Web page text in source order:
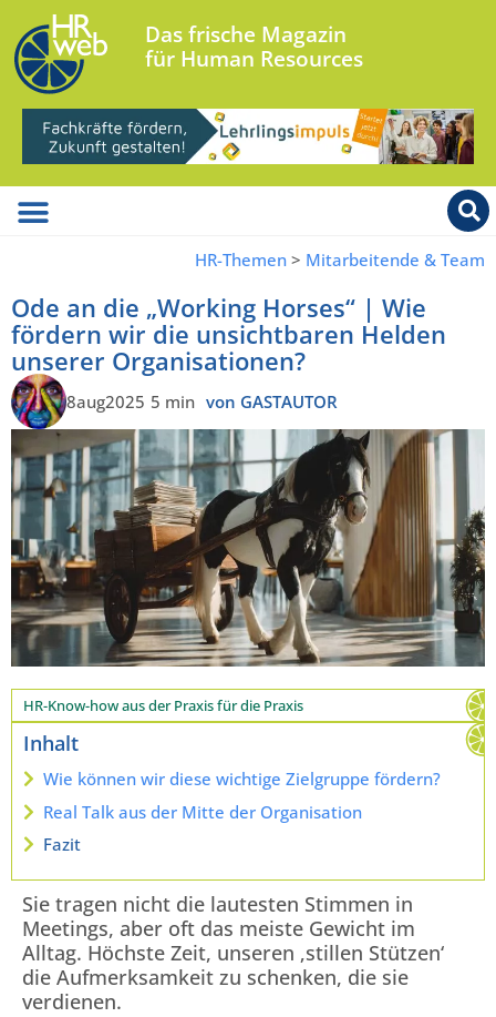
Das frische Magazin
für Human Resources
HR-Themen > Mitarbeitende & Team
Ode an die „Working Horses“ | Wie
fördern wir die unsichtbaren Helden
unserer Organisationen?
8aug2025 5 min von GASTAUTOR
HR-Know-how aus der Praxis für die Praxis
Inhalt
Wie können wir diese wichtige Zielgruppe fördern?
Real Talk aus der Mitte der Organisation
Fazit
Sie tragen nicht die lautesten Stimmen in
Meetings, aber oft das meiste Gewicht im
Alltag. Höchste Zeit, unseren ‚stillen Stützen‘
die Aufmerksamkeit zu schenken, die sie
verdienen.